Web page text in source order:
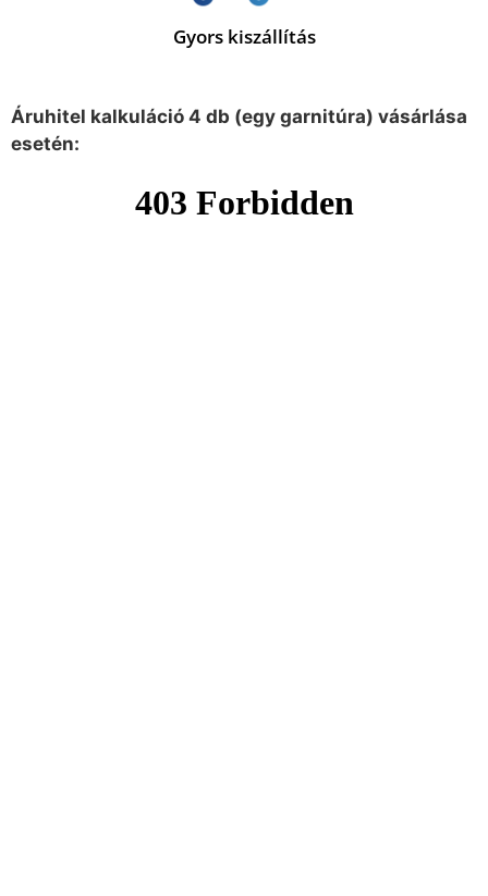
Gyors kiszállítás
Áruhitel kalkuláció 4 db (egy garnitúra) vásárlása
esetén: